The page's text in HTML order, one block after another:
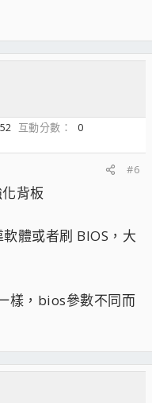
互動分數
0
#6
背板
體或者刷 BIOS，大
樣，bios參數不同而